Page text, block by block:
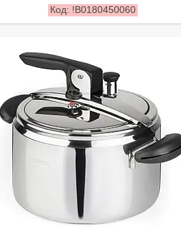
!B0180450060